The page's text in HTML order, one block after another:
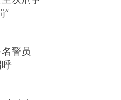
”
警员